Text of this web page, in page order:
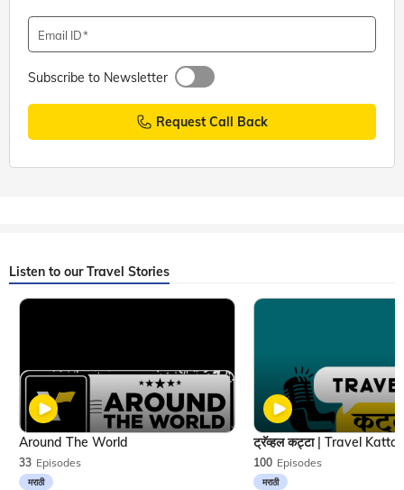
Email ID
Subscribe to Newsletter
Request Call Back
Listen to our Travel Stories
33 Episodes
मराठी
Around The World
100 Episodes
मराठी